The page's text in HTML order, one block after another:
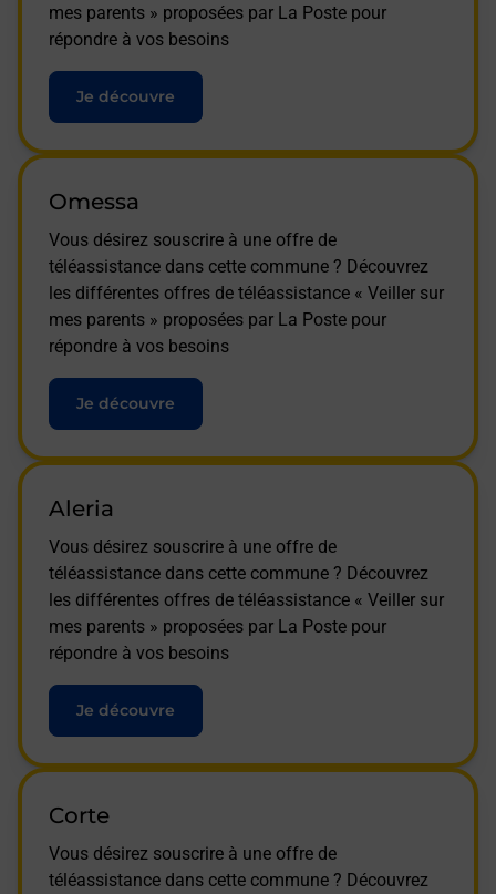
mes parents » proposées par La Poste pour
répondre à vos besoins
Je découvre
Omessa
Vous désirez souscrire à une offre de
téléassistance dans cette commune ? Découvrez
les différentes offres de téléassistance « Veiller sur
mes parents » proposées par La Poste pour
répondre à vos besoins
Je découvre
Aleria
Vous désirez souscrire à une offre de
téléassistance dans cette commune ? Découvrez
les différentes offres de téléassistance « Veiller sur
mes parents » proposées par La Poste pour
répondre à vos besoins
Je découvre
Corte
Vous désirez souscrire à une offre de
téléassistance dans cette commune ? Découvrez